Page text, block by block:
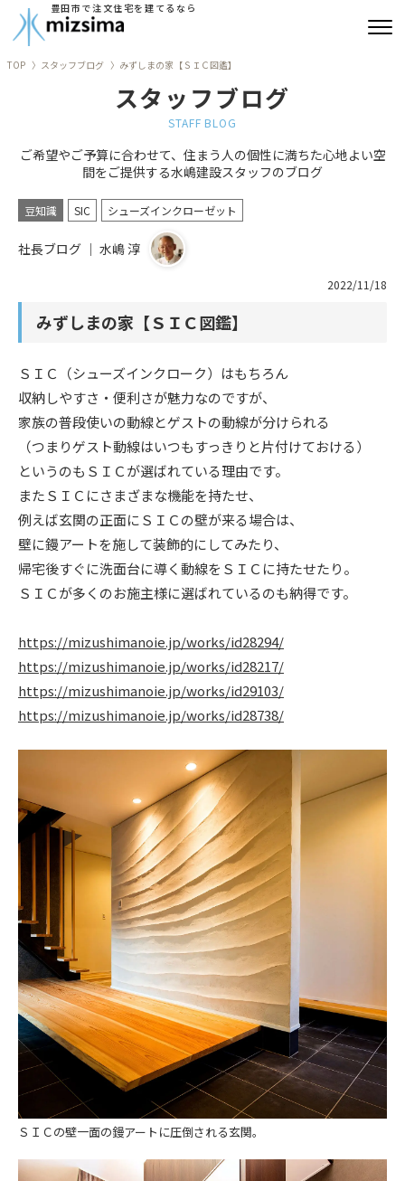
豊田市で注文住宅を建てるなら
リフォーム
古民家再生
建築実績
ブログ
ニュース
イベント情報
資料請求・お問い合わせ
TOP スタッフブログ みずしまの家【ＳＩＣ図鑑】
スタッフブログ
STAFF BLOG
ご希望やご予算に合わせて、住まう人の個性に満ちた心地よい空
間をご提供する水嶋建設スタッフのブログ
豆知識 SIC シューズインクローゼット
社長ブログ ｜ 水嶋 淳
2022/11/18
みずしまの家【ＳＩＣ図鑑】
ＳＩＣ（シューズインクローク）はもちろん
収納しやすさ・便利さが魅力なのですが、
家族の普段使いの動線とゲストの動線が分けられる
（つまりゲスト動線はいつもすっきりと片付けておける）
というのもＳＩＣが選ばれている理由です。
またＳＩＣにさまざまな機能を持たせ、
例えば玄関の正面にＳＩＣの壁が来る場合は、
壁に鏝アートを施して装飾的にしてみたり、
帰宅後すぐに洗面台に導く動線をＳＩＣに持たせたり。
ＳＩＣが多くのお施主様に選ばれているのも納得です。
https://mizushimanoie.jp/works/id28294/
https://mizushimanoie.jp/works/id28217/
https://mizushimanoie.jp/works/id29103/
https://mizushimanoie.jp/works/id28738/
ＳＩＣの壁一面の鏝アートに圧倒される玄関。